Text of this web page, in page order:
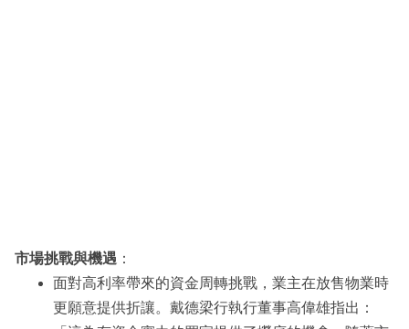
市場挑戰與機遇 ：
面對高利率帶來的資金周轉挑戰，業主在放售物業時
更願意提供折讓。戴德梁行執行董事高偉雄指出：